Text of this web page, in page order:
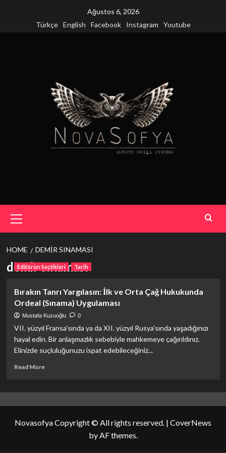
Ağustos 6, 2026
Türkçe
English Facebook Instagram Youtube
Menu
HOME DEMIR SINAMASI
demir sınaması
Editörün Seçtikleri Tarih
Bırakın Tanrı Yargılasın: İlk ve Orta Çağ Hukukunda
Ordeal (Sınama) Uygulaması
Mustafa Kuzuoğlu 0
VII. yüzyıl Fransa'sında ya da XII. yüzyıl Rusya'sında yaşadığınızı
hayal edin. Bir anlaşmazlık sebebiyle mahkemeye çağırıldınız.
Elinizde suçluluğunuzu ispat edebileceğiniz...
Read MoreRead
Bırakın
İlk
Novasofya Copyright © All rights reserved. | CoverNews
by AF themes.